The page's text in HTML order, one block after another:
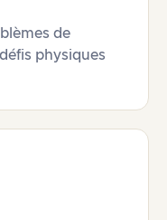
de
physiques